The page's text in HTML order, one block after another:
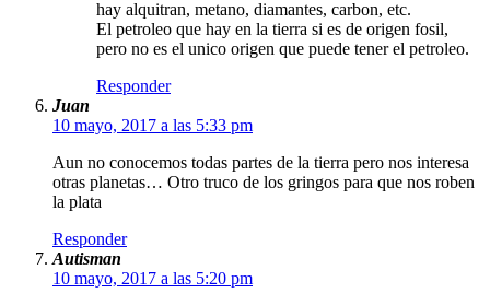
hay alquitran, metano, diamantes, carbon, etc.
El petroleo que hay en la tierra si es de origen fosil,
pero no es el unico origen que puede tener el petroleo.
Responder
Juan
10 mayo, 2017 a las 5:33 pm
Aun no conocemos todas partes de la tierra pero nos interesa
otras planetas… Otro truco de los gringos para que nos roben
la plata
Responder
Autisman
10 mayo, 2017 a las 5:20 pm